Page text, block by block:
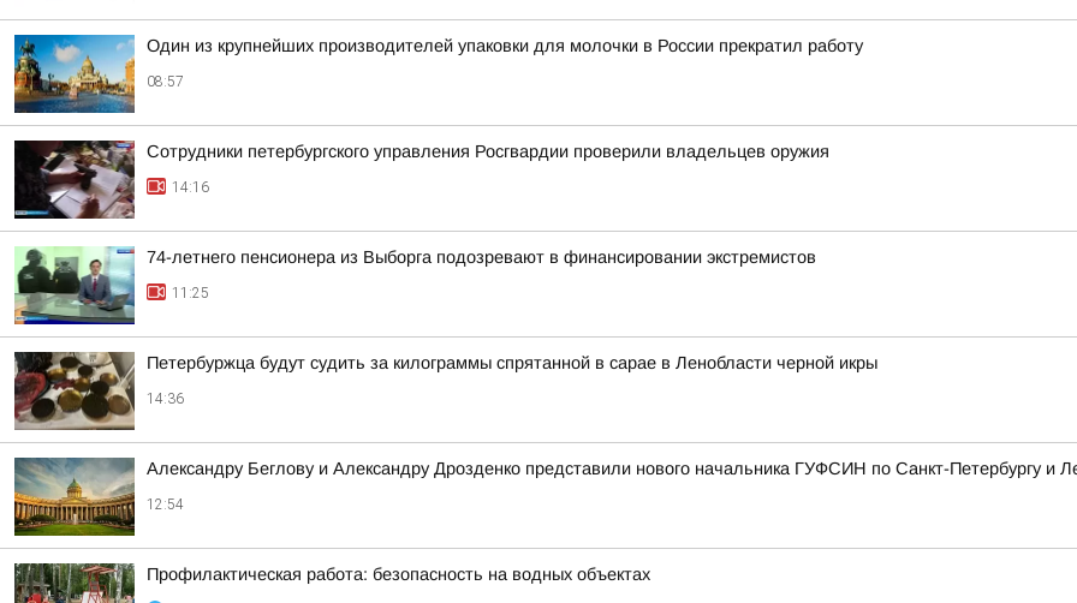
Один из крупнейших производителей упаковки для молочки в России прекратил работу
08:57
Сотрудники петербургского управления Росгвардии проверили владельцев оружия
14:16
74-летнего пенсионера из Выборга подозревают в финансировании экстремистов
11:25
Петербуржца будут судить за килограммы спрятанной в сарае в Ленобласти черной икры
14:36
Александру Беглову и Александру Дрозденко представили нового начальника ГУФСИН по Санкт-Петербургу и
12:54
Профилактическая работа: безопасность на водных объектах